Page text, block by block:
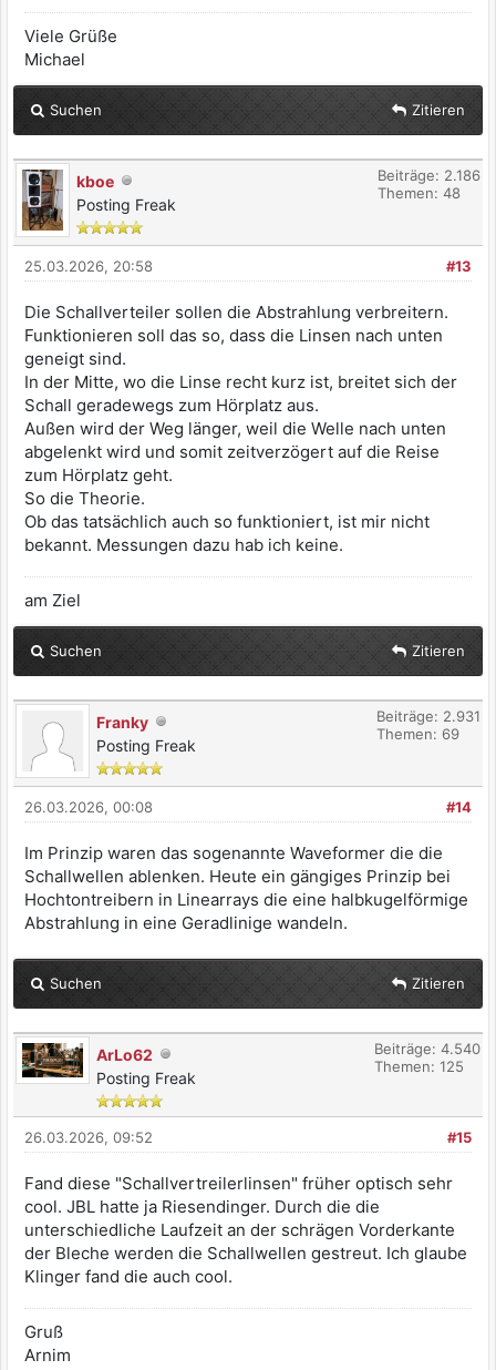
Viele Grüße
Michael
Suchen Zitieren
kboe
Posting Freak
Beiträge: 2.186
Themen: 48
#13
25.03.2026, 20:58
Die Schallverteiler sollen die Abstrahlung verbreitern.
Funktionieren soll das so, dass die Linsen nach unten
geneigt sind.
In der Mitte, wo die Linse recht kurz ist, breitet sich der
Schall geradewegs zum Hörplatz aus.
Außen wird der Weg länger, weil die Welle nach unten
abgelenkt wird und somit zeitverzögert auf die Reise
zum Hörplatz geht.
So die Theorie.
Ob das tatsächlich auch so funktioniert, ist mir nicht
bekannt. Messungen dazu hab ich keine.
am Ziel
Suchen Zitieren
Franky
Posting Freak
Beiträge: 2.931
Themen: 69
#14
26.03.2026, 00:08
Im Prinzip waren das sogenannte Waveformer die die
Schallwellen ablenken. Heute ein gängiges Prinzip bei
Hochtontreibern in Linearrays die eine halbkugelförmige
Abstrahlung in eine Geradlinige wandeln.
Suchen Zitieren
ArLo62
Posting Freak
Beiträge: 4.540
Themen: 125
#15
26.03.2026, 09:52
Fand diese "Schallvertreilerlinsen" früher optisch sehr
cool. JBL hatte ja Riesendinger. Durch die die
unterschiedliche Laufzeit an der schrägen Vorderkante
der Bleche werden die Schallwellen gestreut. Ich glaube
Klinger fand die auch cool.
Gruß
Arnim